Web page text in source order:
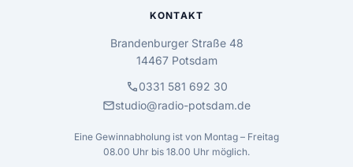
KONTAKT
Brandenburger Straße 48
14467 Potsdam
call0331 581 692 30
mailstudio@radio-potsdam.de
Eine Gewinnabholung ist von Montag – Freitag
08.00 Uhr bis 18.00 Uhr möglich.